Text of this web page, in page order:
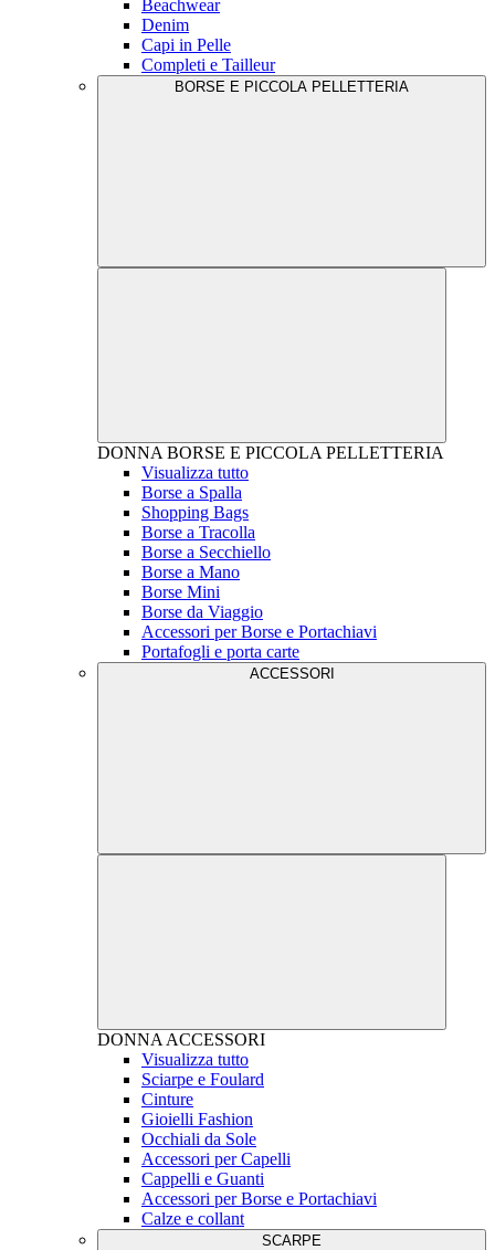
Beachwear
Denim
Capi in Pelle
Completi e Tailleur
BORSE E PICCOLA PELLETTERIA
DONNA BORSE E PICCOLA PELLETTERIA
Visualizza tutto
Borse a Spalla
Shopping Bags
Borse a Tracolla
Borse a Secchiello
Borse a Mano
Borse Mini
Borse da Viaggio
Accessori per Borse e Portachiavi
Portafogli e porta carte
ACCESSORI
DONNA ACCESSORI
Visualizza tutto
Sciarpe e Foulard
Cinture
Gioielli Fashion
Occhiali da Sole
Accessori per Capelli
Cappelli e Guanti
Accessori per Borse e Portachiavi
Calze e collant
SCARPE